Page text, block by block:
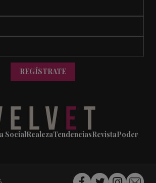
REGÍSTRATE
SocialRealezaTendenciasRevistaPoder